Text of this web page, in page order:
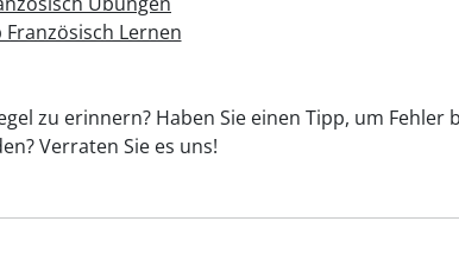
Französisch Lernen
zu erinnern? Haben Sie einen Tipp, um
Verraten Sie es uns!